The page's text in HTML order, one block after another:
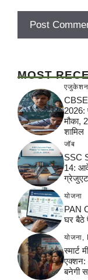
MOST
एजुकेशन
2026:
मौका,
शामिल
जॉब
SSC
14:
योजना
PAN
घर बैठे
योजना,
स्मार्ट
एक्शन:
बनेगी